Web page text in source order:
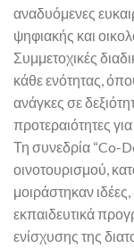
αναδυόμενες
ψηφιακής και
Συμμετοχικές
κάθε ενότητας,
ανάγκες σε
προτεραιότητες
Τη συνεδρία “Co-
οινοτουρισμού,
μοιράστηκαν
εκπαιδευτικά
ενίσχυσης της